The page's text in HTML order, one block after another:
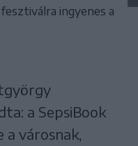
ingyenes a
a SepsiBook
városnak,